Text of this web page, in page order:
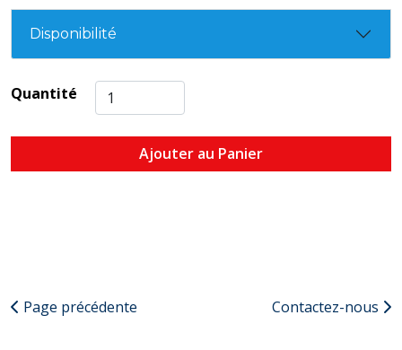
Disponibilité
Quantité
Ajouter au Panier
Page précédente Contactez-nous